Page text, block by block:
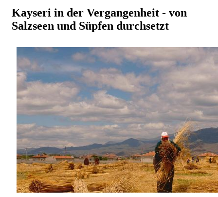
Kayseri in der Vergangenheit - von
Salzseen und Süpfen durchsetzt